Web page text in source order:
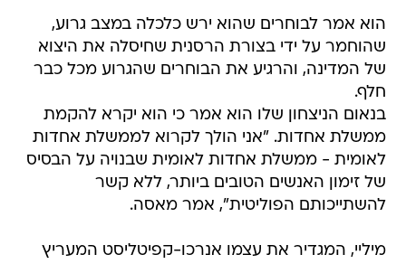
הוא אמר לבוחרים שהוא ירש כלכלה במצב גרוע,
שהוחמר על ידי בצורת הרסנית שחיסלה את היצוא
של המדינה, והרגיע את הבוחרים שהגרוע מכל כבר
חלף.
בנאום הניצחון שלו הוא אמר כי הוא יקרא להקמת
ממשלת אחדות. "אני הולך לקרוא לממשלת אחדות
לאומית - ממשלת אחדות לאומית שבנויה על הבסיס
של זימון האנשים הטובים ביותר, ללא קשר
להשתייכותם הפוליטית", אמר מאסה.
מיליי, המגדיר את עצמו אנרכו-קפיטליסט המעריץ